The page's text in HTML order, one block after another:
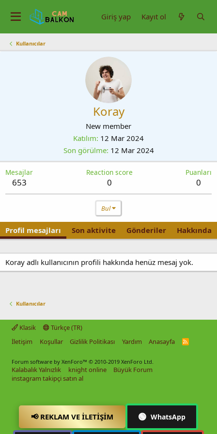
Giriş yap Kayıt ol
Kullanıcılar
Koray
New member
Katılım 12 Mar 2024
Son görülme 12 Mar 2024
Mesajlar
653
Reaction score
0
Puanları
0
Bul
Profil mesajları Son aktivite Gönderiler Hakkında
Koray adlı kullanıcının profili hakkında henüz mesaj yok.
Kullanıcılar
Klasik
Türkçe (TR)
İletişim
Koşullar Gizlilik Politikası Yardım Anasayfa
R
Forum software by XenForo™ © 2010-2019 XenForo Ltd.
Kalabalık Yalnızlık knight online
Büyük Forum
instagram takipçi satın al
📢 REKLAM VE İLETIŞIM 🟢 WhatsApp